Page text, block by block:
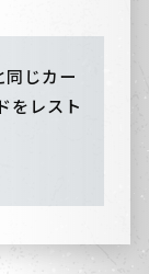
じカー
をレスト